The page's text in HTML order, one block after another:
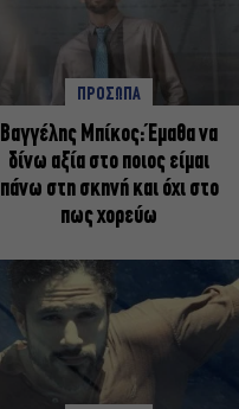
ΠΡΟΣΩΠΑ
Βαγγέλης Μπίκος: Έμαθα να
δίνω αξία στο ποιος είμαι
πάνω στη σκηνή και όχι στο
πως χορεύω